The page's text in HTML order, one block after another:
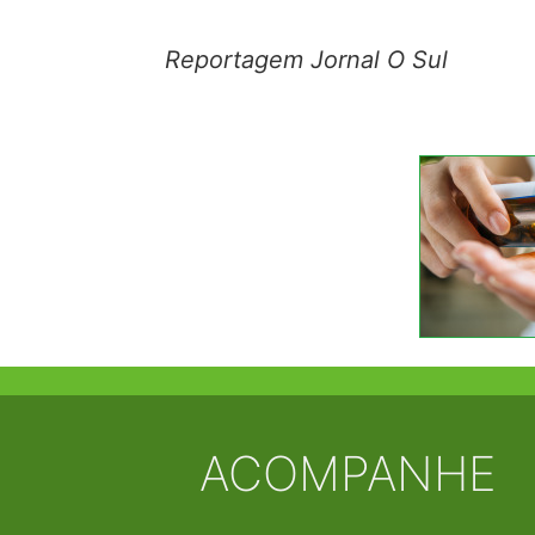
Reportagem Jornal O Sul
ACOMPANHE